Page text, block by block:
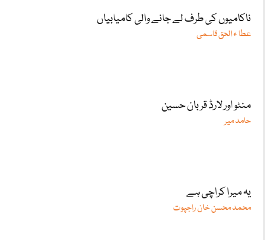
ناکامیوں کی طرف لے جانے والی کامیابیاں
عطا ء الحق قاسمی
منٹو اور لارڈ قربان حسین
حامد میر
یہ میرا کراچی ہے
محمد محسن خان راجپوت